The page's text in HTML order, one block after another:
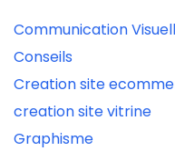
Communication
Conseils
Creation site
creation site vitrine
Graphisme